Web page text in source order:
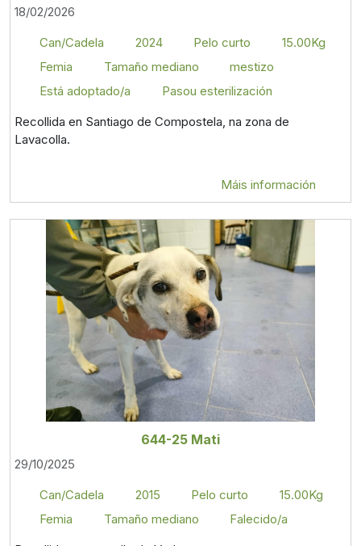
18/02/2026
Can/Cadela
2024 Pelo curto
15.00Kg
Femia
Tamaño mediano
mestizo
Está adoptado/a
Pasou esterilización
Recollida en Santiago de Compostela, na zona de
Lavacolla.
Máis información
644-25 Mati
29/10/2025
Can/Cadela
2015 Pelo curto
15.00Kg
Femia
Tamaño mediano
Falecido/a